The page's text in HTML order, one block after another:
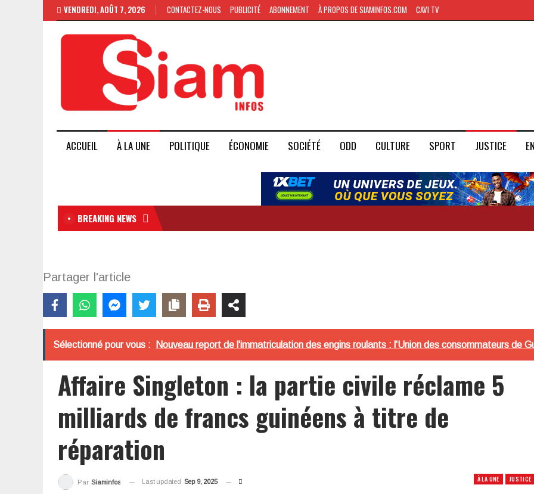
VENDREDI, AOÛT 7, 2026 CONTACTEZ-NOUS PUBLICITÉ ABONNEMENT À PROPOS DE SIAMINFOS.COM CAVI TV
ACCUEIL À LA UNE POLITIQUE ÉCONOMIE SOCIÉTÉ ODD CULTURE SPORT JUSTICE
BREAKING NEWS
Partager l'article
Sélectionné pour vous : Nouveau report de l'immatriculation des engins roulants : l'Union des consommateurs de
Affaire Singleton : la partie civile réclame 5
milliards de francs guinéens à titre de
réparation
À LA UNE JUSTICE
Par Siaminfos Last updated Sep 9, 2025